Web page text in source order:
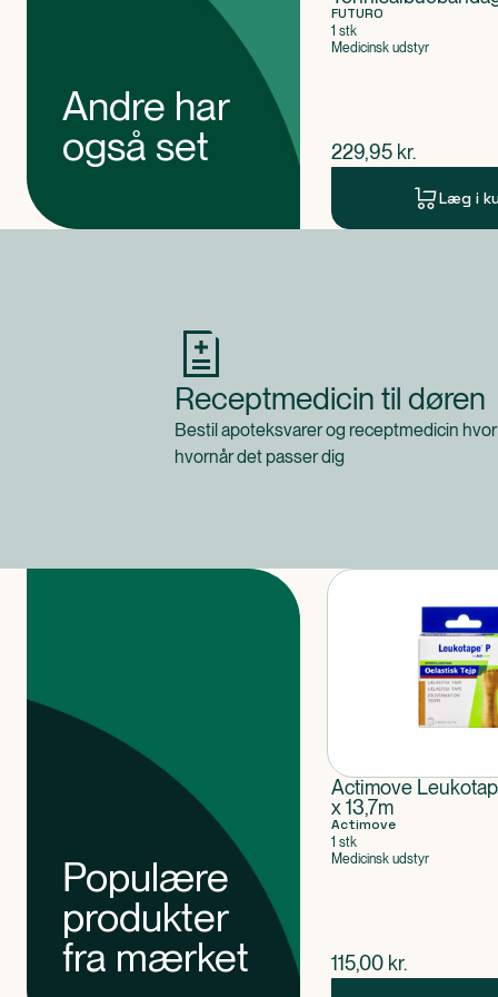
Andre har
også set
FUTURO
1 stk
Medicinsk udstyr
$nuværende pris
229,95 kr.
Læg i
Receptmedicin til døren
Bestil apoteksvarer og receptmedicin
hvornår det passer dig
Populære
produkter
fra mærket
Actimove
x 13,7m
Actimove
1 stk
Medicinsk udstyr
$nuværende pris
115,00 kr.